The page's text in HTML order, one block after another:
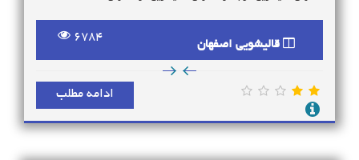
قالیشویی اصفهان
6784
ادامه مطلب